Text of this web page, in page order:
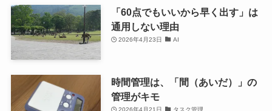
「60点でもいいから早く出す」は
通用しない理由
2026年4月23日 AI
時間管理は、「間（あいだ）」の
管理がキモ
2026年4月21日 タスク管理